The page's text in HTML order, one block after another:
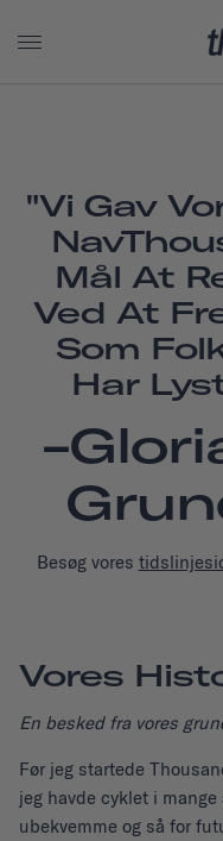
"Vi Gav
Mål At
Ved At
Som
Har
-
Besøg vores
Vores
En besked fra vores
Før jeg startede
jeg havde cyklet i
ubekvemme og så for